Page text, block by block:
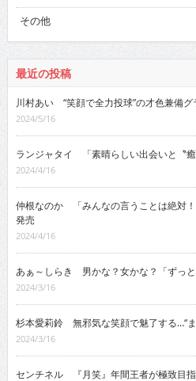
その他
最近の投稿
川村あい “笑顔で全力投球”の才色兼備
2024/5/16
ランジャタイ 「素晴らしい出会いと〝癒
2024/4/16
仲根なのか 「みんなの言うことは絶対
発売
2024/4/16
あぁ～しらき 男かな？女かな？「ずっと
2024/3/16
杉本愛莉鈴 無邪気な笑顔で魅了する…“ま
2024/3/16
センチネル 『月笑』年間王者が極致目